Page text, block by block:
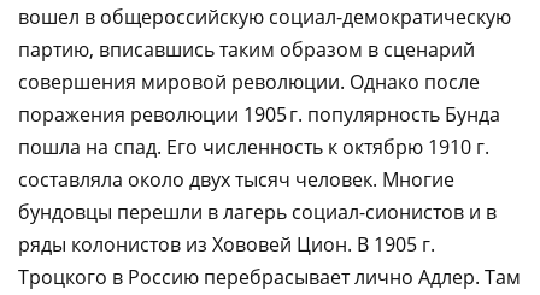
вошел в общероссийскую социал-демократическую
партию, вписавшись таким образом в сценарий
совершения мировой революции. Однако после
поражения революции 1905 г. популярность Бунда
пошла на спад. Его численность к октябрю 1910 г.
составляла около двух тысяч человек. Многие
бундовцы перешли в лагерь социал-сионистов и в
ряды колонистов из Хововей Цион. В 1905 г.
Троцкого в Россию перебрасывает лично Адлер. Там